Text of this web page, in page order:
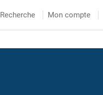
Recherche Mon compte